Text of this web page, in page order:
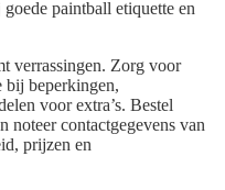
paintball etiquette en
verrassingen. Zorg voor
bij beperkingen,
voor extra’s. Bestel
noteer contactgegevens van
prijzen en